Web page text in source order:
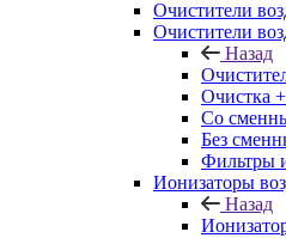
Очистители
Очистители
Назад
Очистка
Cо
Без
Фильтры
Ионизаторы
Назад